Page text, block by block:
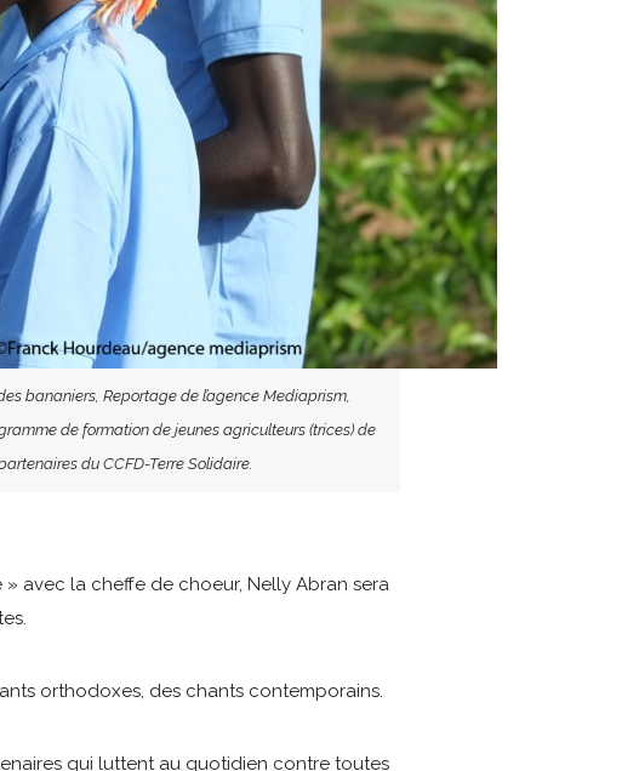
bananiers, Reportage de l’agence Mediaprism,
de formation de jeunes agriculteurs (trices) de
du CCFD-Terre Solidaire.
avec la cheffe de choeur, Nelly Abran sera
orthodoxes, des chants contemporains.
qui luttent au quotidien contre toutes